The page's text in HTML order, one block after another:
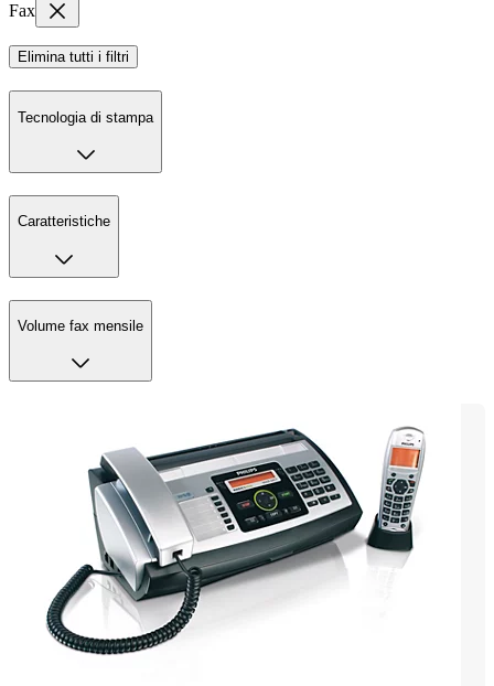
Fax
Elimina tutti i filtri
Tecnologia di stampa
Caratteristiche
Volume fax mensile